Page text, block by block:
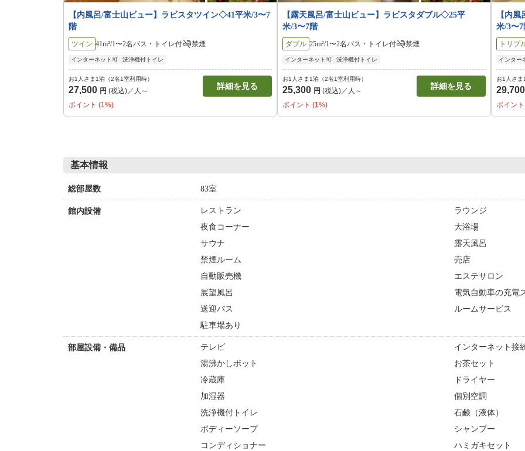
【内風呂/富士山ビュー】ラビスタツイン◇41平米/3〜7
階
ツイン 41m²/1〜2名バス・トイレ付 禁煙
インターネット可 洗浄機付トイレ
お1人さま1泊（2名1室利用時）
27,500 円 (税込)／人～ 詳細を見る
ポイント (1%)
【露天風呂/富士山ビュー】ラビスタダブル◇25平
米/3〜7階
ダブル 25m²/1〜2名バス・トイレ付 禁煙
インターネット可 洗浄機付トイレ
お1人さま1泊（2名1室利用時）
25,300 円 (税込)／人～ 詳細を見る
ポイント (1%)
【内
米/3〜7
トリプ
インター
お1人さま
29,700
ポイン
基本情報
総部屋数 83室
館内設備 レストラン
ラウンジ
夜食コーナー
大浴場
サウナ
露天風呂
禁煙ルーム
売店
自動販売機
エステサロン
展望風呂
電気自動車の充電
送迎バス
ルームサービス
駐車場あり
部屋設備・備品 テレビ
インターネット接
湯沸かしポット
お茶セット
冷蔵庫
ドライヤー
加湿器
個別空調
洗浄機付トイレ
石鹸（液体）
ボディーソープ
シャンプー
コンディショナー
ハミガキセット